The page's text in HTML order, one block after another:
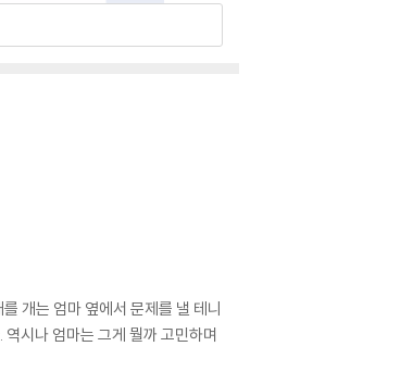
개는 엄마 옆에서 문제를 낼 테니
시나 엄마는 그게 뭘까 고민하며